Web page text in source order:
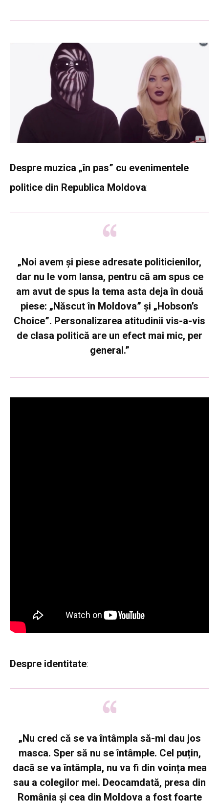
Despre muzica „în pas” cu evenimentele
politice din Republica Moldova:
„Noi avem și piese adresate politicienilor,
dar nu le vom lansa, pentru că am spus ce
am avut de spus la tema asta deja în două
piese: „Născut în Moldova” și „Hobson’s
Choice”. Personalizarea atitudinii vis-a-vis
de clasa politică are un efect mai mic, per
general.”
Despre identitate:
„Nu cred că se va întâmpla să-mi dau jos
masca. Sper să nu se întâmple. Cel puțin,
dacă se va întâmpla, nu va fi din voința mea
sau a colegilor mei. Deocamdată, presa din
România și cea din Moldova a fost foarte